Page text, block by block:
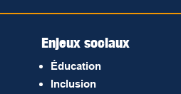
Enjeux sociaux
Éducation
Inclusion